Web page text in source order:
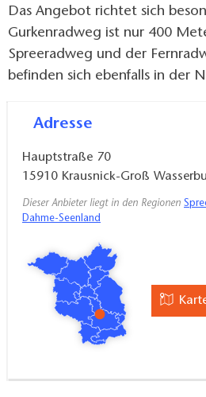
Das Angebot richtet sich
Gurkenradweg ist nur 400
Spreeradweg und der
befinden sich ebenfalls in der
Adresse
Hauptstraße 70
15910 Krausnick-Groß
Dieser Anbieter liegt in den Regionen
Dahme-Seenland